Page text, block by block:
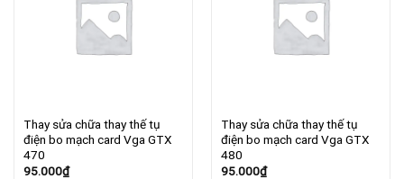
Thay sửa chữa thay thế tụ
điện bo mạch card Vga GTX
470
95.000₫
Thay sửa chữa thay thế tụ
điện bo mạch card Vga GTX
480
95.000₫